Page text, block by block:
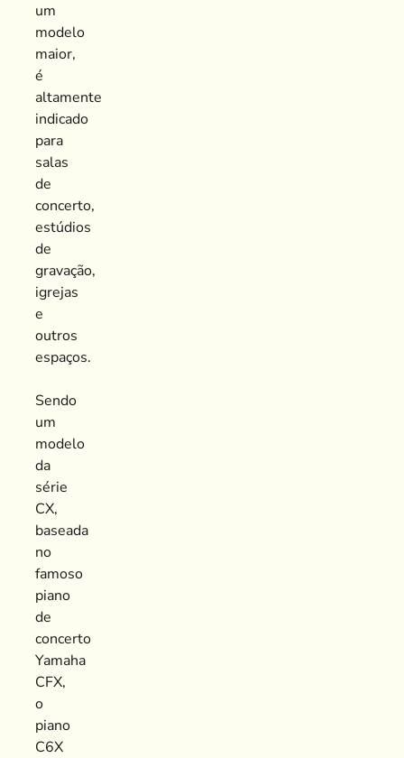
um
modelo
maior,
é
altamente
indicado
para
salas
de
concerto,
estúdios
de
gravação,
igrejas
e
outros
espaços.
Sendo
um
modelo
da
série
CX,
baseada
no
famoso
piano
de
concerto
Yamaha
CFX,
o
piano
C6X